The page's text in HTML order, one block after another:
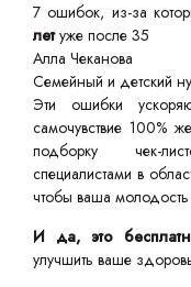
7 ошибок, из-за
летуже после 35
Алла Чеканова
Семейный и детский
Эти ошибки
самочувствие 100%
подборку чек-
специалистами в
чтобы ваша
И да, это
улучшить ваше